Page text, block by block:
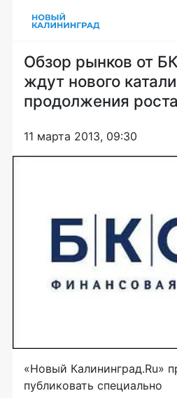
Обзор рынков от
ждут нового
продолжения роста
11 марта 2013, 09:30
«Новый Калининград.Ru»
публиковать специально